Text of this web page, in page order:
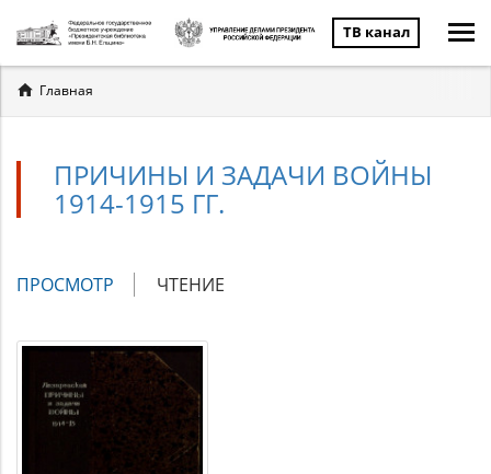
ТВ канал
Вы
здесь
Главная
ПРИЧИНЫ И ЗАДАЧИ ВОЙНЫ
1914-1915 ГГ.
Главные
ПРОСМОТР (АКТИВНАЯ
ЧТЕНИЕ